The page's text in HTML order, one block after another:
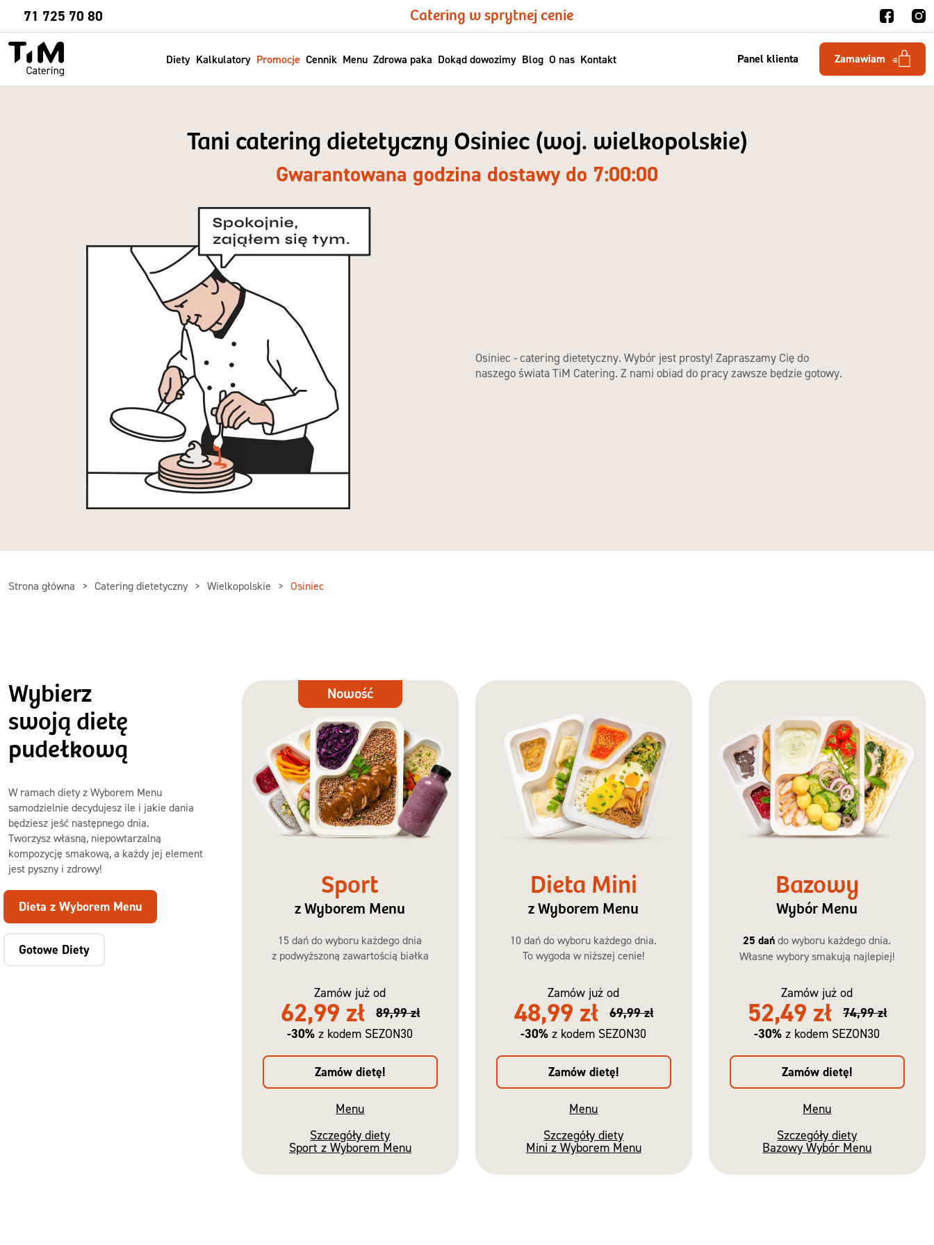
71 725 70 80 Catering w sprytnej cenie
Panel klienta Zamawiam
Diety Kalkulatory Promocje Cennik Menu Zdrowa paka Dokąd dowozimy Blog O nas Kontakt
Sprawdź
Tani catering dietetyczny Osiniec (woj. wielkopolskie)
Gwarantowana godzina dostawy do 7:00:00
Osiniec - catering dietetyczny. Wybór jest prosty! Zapraszamy Cię do
naszego świata TiM Catering. Z nami obiad do pracy zawsze będzie gotowy.
Strona główna Catering dietetyczny Wielkopolskie Osiniec
Wybierz
swoją dietę
pudełkową
W ramach diety z Wyborem Menu
samodzielnie decydujesz ile i jakie dania
będziesz jeść następnego dnia.
Tworzysz własną, niepowtarzalną
kompozycję smakową, a każdy jej element
jest pyszny i zdrowy!
Dieta z Wyborem Menu
Gotowe Diety
Dieta
Nowość
Sport
z Wyborem Menu
15 dań do wyboru każdego dnia
z podwyższoną zawartością białka
Zamów już od
62,99 zł
89,99 zł
-30% z kodem SEZON30
Zamów dietę!
Menu
Szczegóły diety
Sport z Wyborem Menu
Dieta Mini
z Wyborem Menu
10 dań do wyboru każdego dnia.
To wygoda w niższej cenie!
Zamów już od
48,99 zł
69,99 zł
-30% z kodem SEZON30
Zamów dietę!
Menu
Szczegóły diety
Mini z Wyborem Menu
Bazowy
Wybór Menu
25 dań do wyboru każdego dnia.
Własne wybory smakują najlepiej!
Zamów już od
52,49 zł
74,99 zł
-30% z kodem SEZON30
Zamów dietę!
Menu
Szczegóły diety
Bazowy Wybór Menu